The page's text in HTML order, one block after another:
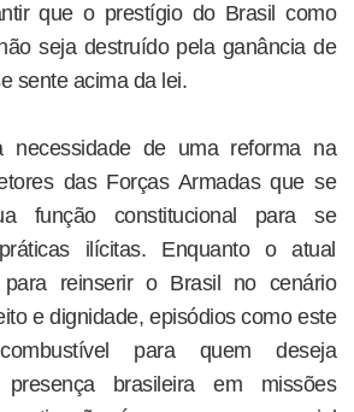
que o prestígio do Brasil como
seja destruído pela ganância de
sente acima da lei.
necessidade de uma reforma na
das Forças Armadas que se
função constitucional para se
ilícitas. Enquanto o atual
para reinserir o Brasil no cenário
e dignidade, episódios como este
para quem deseja
brasileira em missões